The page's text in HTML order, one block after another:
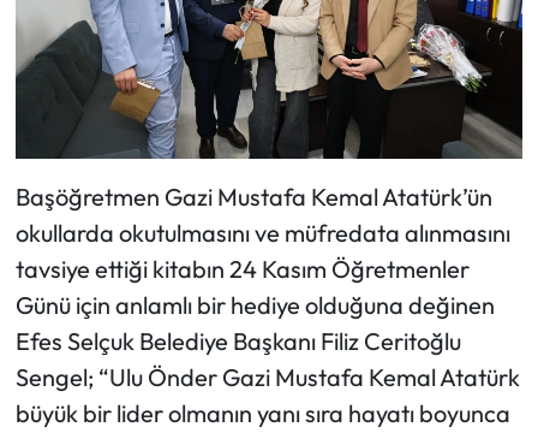
Başöğretmen Gazi Mustafa Kemal Atatürk’ün
okullarda okutulmasını ve müfredata alınmasını
tavsiye ettiği kitabın 24 Kasım Öğretmenler
Günü için anlamlı bir hediye olduğuna değinen
Efes Selçuk Belediye Başkanı Filiz Ceritoğlu
Sengel; “Ulu Önder Gazi Mustafa Kemal Atatürk
büyük bir lider olmanın yanı sıra hayatı boyunca